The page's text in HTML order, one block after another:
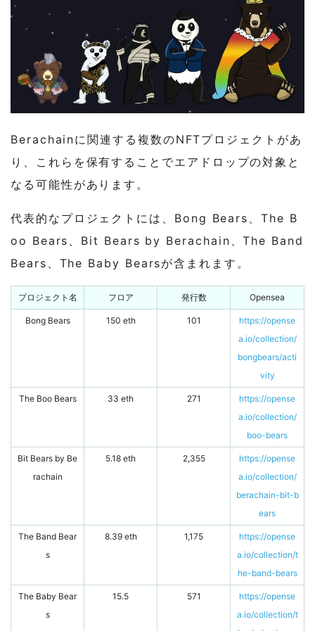
Berachainに関連する複数のNFTプロジェクトがあ
り、これらを保有することでエアドロップの対象と
なる可能性があります。
代表的なプロジェクトには、Bong Bears、The B
oo Bears、Bit Bears by Berachain、The Band
Bears、The Baby Bearsが含まれます。
プロジェクト名 フロア 発行数 Opensea
Bong Bears 150 eth 101
https://opense
a.io/collection/
bongbears/acti
vity
The Boo Bears 33 eth 271
https://opense
a.io/collection/
boo-bears
Bit Bears by Be
rachain
5.18 eth 2,355
https://opense
a.io/collection/
berachain-bit-b
ears
The Band Bear
s
8.39 eth 1,175
https://opense
a.io/collection/t
he-band-bears
The Baby Bear
s
15.5 571
https://opense
a.io/collection/t